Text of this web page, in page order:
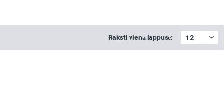
Raksti vienā lappusē: